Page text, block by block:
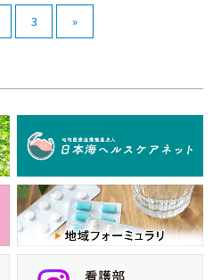
3 »